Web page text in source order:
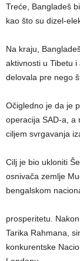
Treće, Bangladeš
kao što su dizel-
Na kraju,
aktivnosti u Tibetu
delovala pre nego
Očigledno je da je
operacija SAD-a, a
ciljem svrgavanja
Cilj je bio ukloniti
osnivača zemlje
bengalskom
prosperitetu.
Tarika Rahmana,
konkurentske